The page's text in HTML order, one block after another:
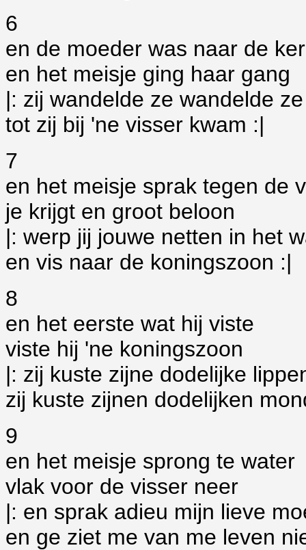
6
en de moeder was naar de
en het meisje ging haar gang
|: zij wandelde ze wandelde
tot zij bij 'ne visser kwam :|
7
en het meisje sprak tegen de
je krijgt en groot beloon
|: werp jij jouwe netten in het
en vis naar de koningszoon :|
8
en het eerste wat hij viste
viste hij 'ne koningszoon
|: zij kuste zijne dodelijke
zij kuste zijnen dodelijken
9
en het meisje sprong te water
vlak voor de visser neer
|: en sprak adieu mijn lieve
en ge ziet me van me leven